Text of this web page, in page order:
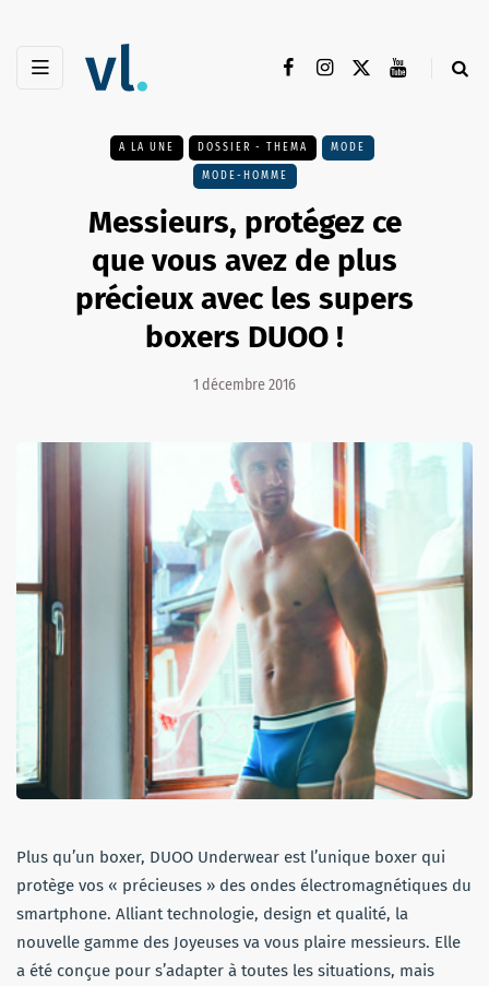
A LA UNE DOSSIER - THEMA MODE
MODE-HOMME
Messieurs, protégez ce
que vous avez de plus
précieux avec les supers
boxers DUOO !
1 décembre 2016
Plus qu’un boxer, DUOO Underwear est l’unique boxer qui
protège vos « précieuses » des ondes électromagnétiques du
smartphone. Alliant technologie, design et qualité, la
nouvelle gamme des Joyeuses va vous plaire messieurs. Elle
a été conçue pour s’adapter à toutes les situations, mais